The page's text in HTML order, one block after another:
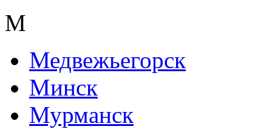
М
Медвежьегорск
Минск
Мурманск